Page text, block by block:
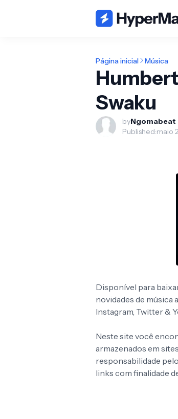
Página inicial Música
Swaku
byNgomabeat
Published:maio
Disponível para
novidades de música
Instagram, Twitter &
Neste site você
armazenados em
responsabilidade
links com finalidade